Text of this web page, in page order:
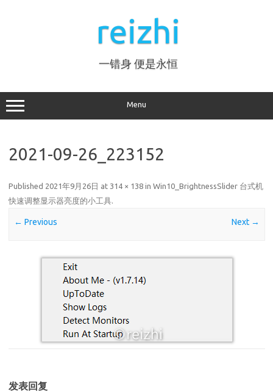
reizhi
一错身 便是永恒
Menu
2021-09-26_223152
Published 2021年9月26日 at 314 × 138 in Win10_BrightnessSlider 台式机
快速调整显示器亮度的小工具.
← Previous Next →
发表回复